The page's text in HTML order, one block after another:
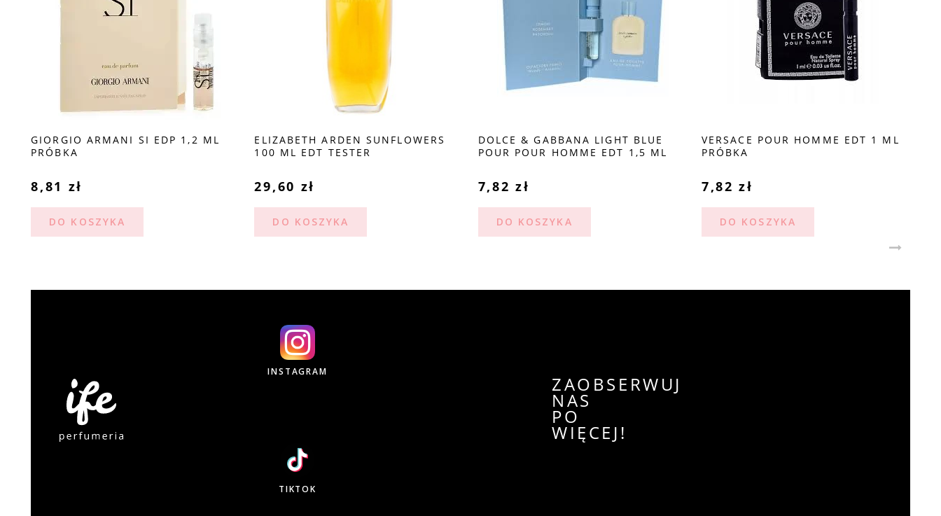
GIORGIO ARMANI SI EDP 1,2 ML
PRÓBKA
8,81 zł
DO KOSZYKA
ELIZABETH ARDEN SUNFLOWERS
100 ML EDT TESTER
29,60 zł
DO KOSZYKA
DOLCE & GABBANA LIGHT BLUE
POUR POUR HOMME EDT 1,5 ML
7,82 zł
DO KOSZYKA
VERSACE POUR HOMME EDT 1 ML
PRÓBKA
7,82 zł
DO KOSZYKA
INSTAGRAM
ZAOBSERWUJ
NAS
PO
WIĘCEJ!
TIKTOK